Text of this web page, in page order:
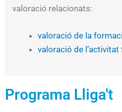
valoració relacionats:
valoració de la
valoració de l’activitat
Programa Lliga't